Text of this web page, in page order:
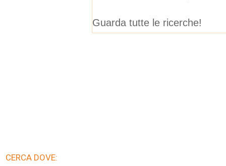
Guarda tutte le ricerche!
CERCA DOVE: